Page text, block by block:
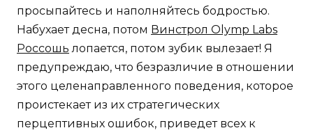
просыпайтесь и наполняйтесь бодростью.
Набухает десна, потом Винстрол Olymp Labs
Россошь лопается, потом зубик вылезает! Я
предупреждаю, что безразличие в отношении
этого целенаправленного поведения, которое
проистекает из их стратегических
перцептивных ошибок, приведет всех к